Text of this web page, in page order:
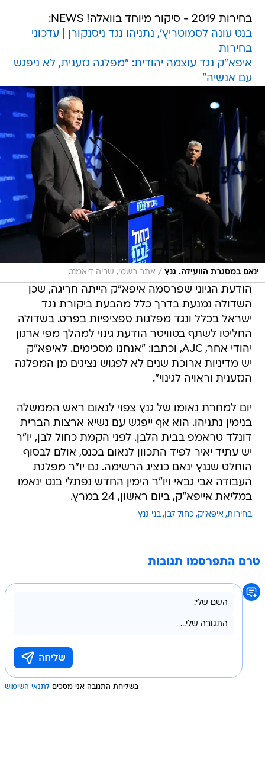
בחירות 2019 - סיקור מיוחד בוואלה! NEWS:
בנט עונה לסמוטריץ', נתניהו נגד ניסנקורן | עדכוני
בחירות
איפא"ק נגד עוצמה יהודית: "מפלגה גזענית, לא ניפגש
עם אנשיה"
ינאם במסגרת הוועידה. גנץ / אתר רשמי, שריה דיאמנט
הודעת הגיוני שפרסמה איפא"ק הייתה חריגה, שכן
השדולה נמנעת בדרך כלל מהבעת ביקורת נגד
ישראל בכלל ונגד מפלגות ספציפיות בפרט. בשדולה
החליטו לשתף בטוויטר הודעת גינוי למהלך מפי ארגון
יהודי אחר, AJC, וכתבו: "אנחנו מסכימים. לאיפא"ק
יש מדיניות ארוכת שנים לא לפגוש נציגים מן המפלגה
הגזענית וראויה לגינוי".
יום למחרת נאומו של גנץ צפוי לנאום ראש הממשלה
בנימין נתניהו. הוא אף ייפגש עם נשיא ארצות הברית
דונלד טראמפ בבית הלבן. לפני הקמת כחול לבן, יו"ר
יש עתיד יאיר לפיד התכוון לנאום בכנס, אולם לבסוף
הוחלט שגנץ ינאם כנציג הרשימה. גם יו"ר מפלגת
העבודה אבי גבאי ויו"ר הימין החדש נפתלי בנט ינאמו
במליאת אייפא"ק, ביום ראשון, 24 במרץ.
בחירות איפא"ק כחול לבן בני גנץ
טרם התפרסמו תגובות
בשליחת התגובה אני מסכים לתנאי השימוש